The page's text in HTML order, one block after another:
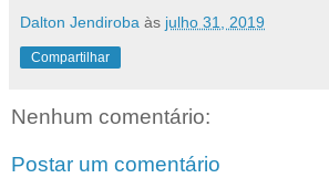
Dalton Jendiroba às julho 31, 2019
Compartilhar
Nenhum comentário:
Postar um comentário